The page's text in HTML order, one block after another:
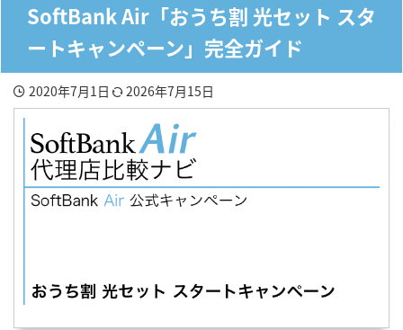
SoftBank Air「おうち割 光セット スタ
ートキャンペーン」完全ガイド
2020年7月1日 2026年7月15日